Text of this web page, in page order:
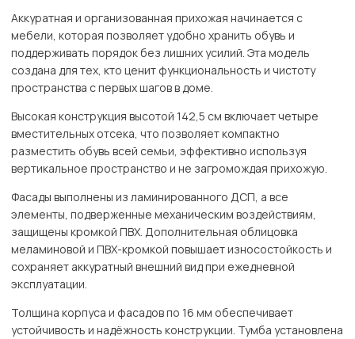
Аккуратная и организованная прихожая начинается с
мебели, которая позволяет удобно хранить обувь и
поддерживать порядок без лишних усилий. Эта модель
создана для тех, кто ценит функциональность и чистоту
пространства с первых шагов в доме.
Высокая конструкция высотой 142,5 см включает четыре
вместительных отсека, что позволяет компактно
разместить обувь всей семьи, эффективно используя
вертикальное пространство и не загромождая прихожую.
Фасады выполнены из ламинированного ДСП, а все
элементы, подверженные механическим воздействиям,
защищены кромкой ПВХ. Дополнительная облицовка
меламиновой и ПВХ-кромкой повышает износостойкость и
сохраняет аккуратный внешний вид при ежедневной
эксплуатации.
Толщина корпуса и фасадов по 16 мм обеспечивает
устойчивость и надёжность конструкции. Тумба установлена